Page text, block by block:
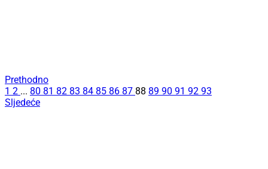
Prethodno
1 2 ... 80 81 82 83 84 85 86 87 88 89 90 91 92 93
Sljedeće